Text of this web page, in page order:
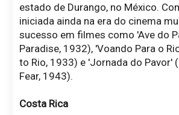
estado de Durango, no México.
iniciada ainda na era do cinema
sucesso em filmes como 'Ave do
Paradise, 1932), 'Voando Para o
to Rio, 1933) e 'Jornada do Pavor'
Fear, 1943).
Costa Rica